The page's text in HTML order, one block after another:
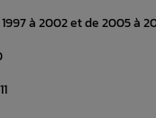
à 2002 et de 2005 à